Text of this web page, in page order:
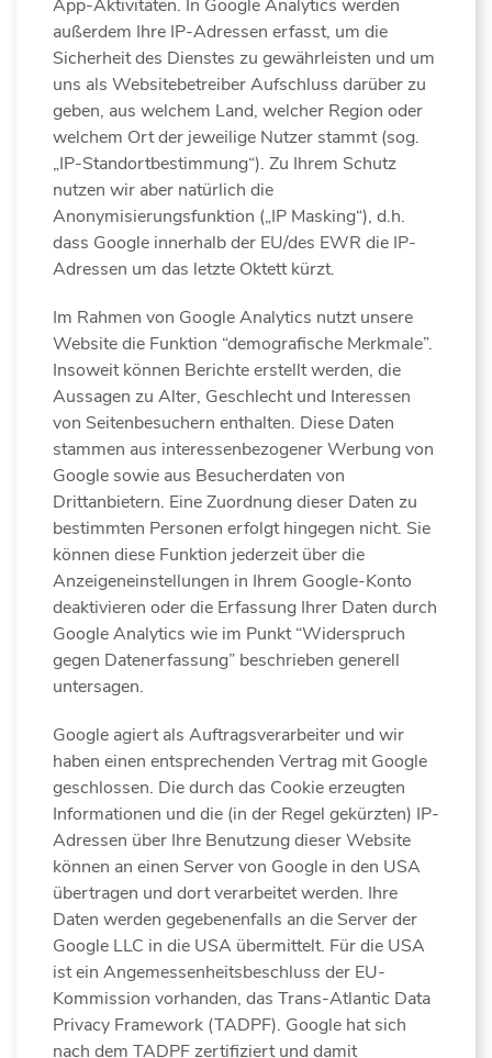
App-Aktivitäten. In Google Analytics werden
außerdem Ihre IP-Adressen erfasst, um die
Sicherheit des Dienstes zu gewährleisten und um
uns als Websitebetreiber Aufschluss darüber zu
geben, aus welchem Land, welcher Region oder
welchem Ort der jeweilige Nutzer stammt (sog.
„IP-Standortbestimmung“). Zu Ihrem Schutz
nutzen wir aber natürlich die
Anonymisierungsfunktion („IP Masking“), d.h.
dass Google innerhalb der EU/des EWR die IP-
Adressen um das letzte Oktett kürzt.
Im Rahmen von Google Analytics nutzt unsere
Website die Funktion “demografische Merkmale”.
Insoweit können Berichte erstellt werden, die
Aussagen zu Alter, Geschlecht und Interessen
von Seitenbesuchern enthalten. Diese Daten
stammen aus interessenbezogener Werbung von
Google sowie aus Besucherdaten von
Drittanbietern. Eine Zuordnung dieser Daten zu
bestimmten Personen erfolgt hingegen nicht. Sie
können diese Funktion jederzeit über die
Anzeigeneinstellungen in Ihrem Google-Konto
deaktivieren oder die Erfassung Ihrer Daten durch
Google Analytics wie im Punkt “Widerspruch
gegen Datenerfassung” beschrieben generell
untersagen.
Google agiert als Auftragsverarbeiter und wir
haben einen entsprechenden Vertrag mit Google
geschlossen. Die durch das Cookie erzeugten
Informationen und die (in der Regel gekürzten) IP-
Adressen über Ihre Benutzung dieser Website
können an einen Server von Google in den USA
übertragen und dort verarbeitet werden. Ihre
Daten werden gegebenenfalls an die Server der
Google LLC in die USA übermittelt. Für die USA
ist ein Angemessenheitsbeschluss der EU-
Kommission vorhanden, das Trans-Atlantic Data
Privacy Framework (TADPF). Google hat sich
nach dem TADPF zertifiziert und damit